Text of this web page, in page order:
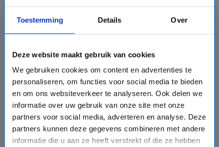
Toestemming Details Over
Deze website maakt gebruik van cookies
We gebruiken cookies om content en advertenties te
personaliseren, om functies voor social media te bieden
en om ons websiteverkeer te analyseren. Ook delen we
informatie over uw gebruik van onze site met onze
partners voor social media, adverteren en analyse. Deze
partners kunnen deze gegevens combineren met andere
informatie die u aan ze heeft verstrekt of die ze hebben
chevron_right
15 daagse Noorse Fjorden cruise met de Zuiderdam
Holland America Line
eventvan: 17-07-2027 - Tot: 31-07-2027
schedule15 dagen place Noorse Fjorden
Vaarroute:Amsterdam, Dag op Zee, Eidfjord, Alesund,
Olden, Sandnes, Dag op Zee, Amsterdam, Dag op Zee,
Oslo, Kristiansand, Sandnes, Skjolden, Dag op Zee,